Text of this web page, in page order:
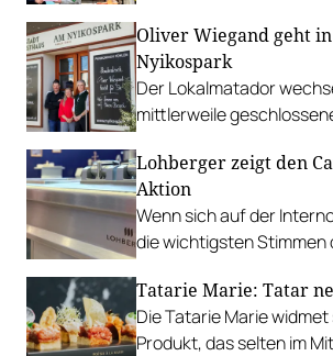
Burgenland, der
Niederösterreich vier
gekürt.
Oliver Wiegand geht
Nyikospark
Der Lokalmatador
mittlerweile
Lohberger zeigt den
Aktion
Wenn sich auf der
die wichtigsten Stimmen
ein Name seit Jahren
dazu: Lohberger.
Tatarie Marie: Tatar
Die Tatarie Marie
Produkt, das selten im